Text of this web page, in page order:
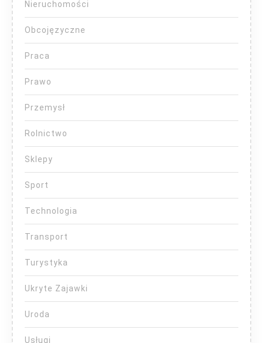
Nieruchomości
Obcojęzyczne
Praca
Prawo
Przemysł
Rolnictwo
Sklepy
Sport
Technologia
Transport
Turystyka
Ukryte Zajawki
Uroda
Usługi